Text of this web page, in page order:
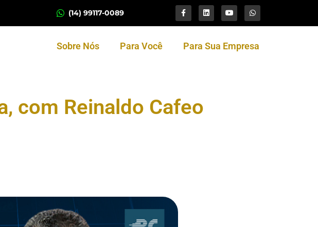
(14) 99117-0089
Sobre Nós Para Você Para Sua Empresa
com Reinaldo Cafeo